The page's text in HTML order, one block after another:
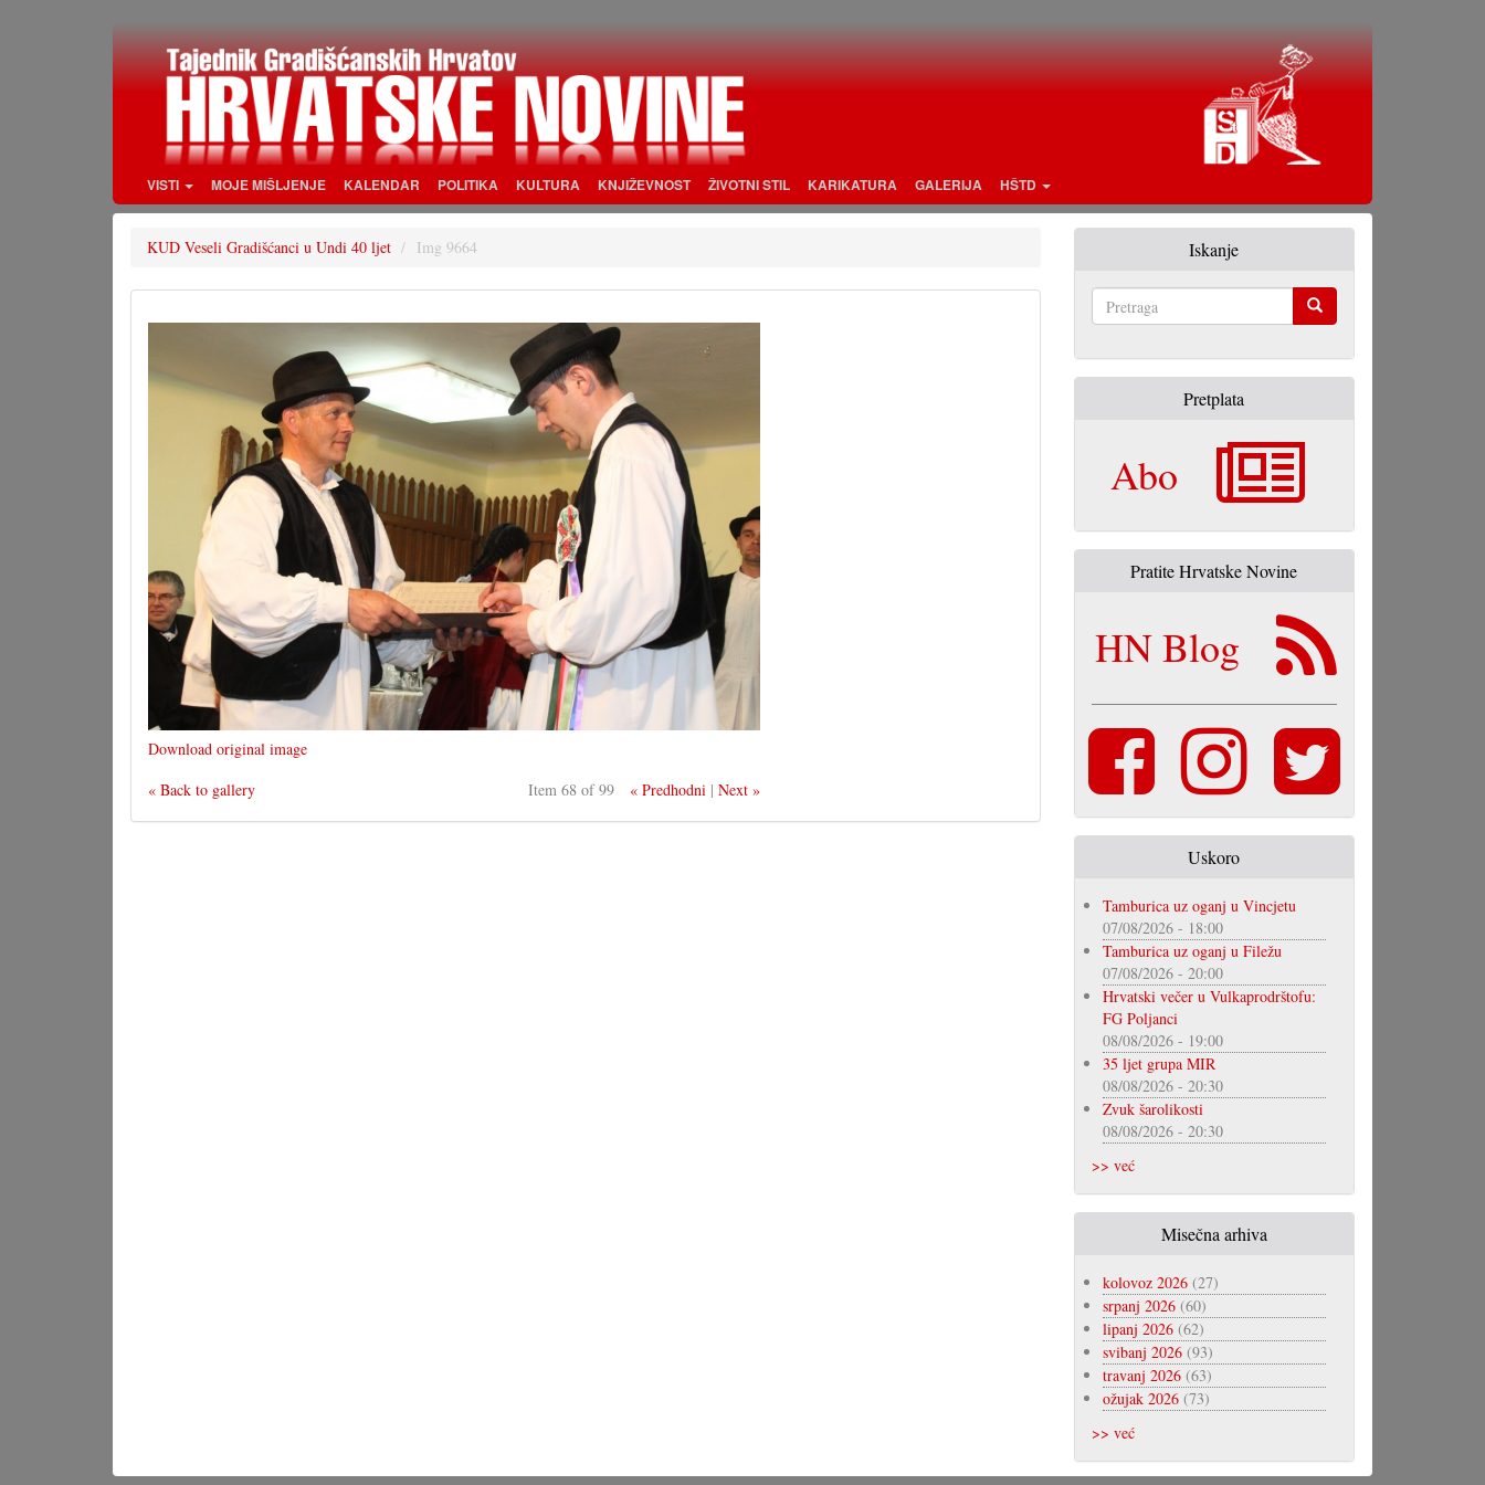
VISTI MOJE MIŠLJENJE KALENDAR POLITIKA KULTURA KNJIŽEVNOST ŽIVOTNI STIL KARIKATURA GALERIJA HŠTD
KUD Veseli Gradišćanci u Undi 40 ljet Img 9664
Download original image
« Back to gallery
Item 68 of 99 « Predhodni |Next »
Iskanje
Pretplata
Abo
Pratite Hrvatske Novine
HN Blog
Uskoro
Tamburica uz oganj u Vincjetu
07/08/2026 - 18:00
Tamburica uz oganj u Filežu
07/08/2026 - 20:00
Hrvatski večer u Vulkaprodrštofu:
FG Poljanci
08/08/2026 - 19:00
35 ljet grupa MIR
08/08/2026 - 20:30
Zvuk šarolikosti
08/08/2026 - 20:30
>> već
Misečna arhiva
kolovoz 2026(27)
srpanj 2026(60)
lipanj 2026(62)
svibanj 2026(93)
travanj 2026(63)
ožujak 2026(73)
>> već